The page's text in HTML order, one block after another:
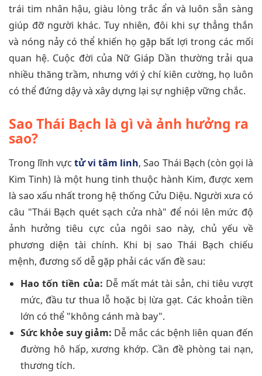
trái tim nhân hậu, giàu lòng trắc ẩn và luôn sẵn sàng
giúp đỡ người khác. Tuy nhiên, đôi khi sự thẳng thắn
và nóng nảy có thể khiến họ gặp bất lợi trong các mối
quan hệ. Cuộc đời của Nữ Giáp Dần thường trải qua
nhiều thăng trầm, nhưng với ý chí kiên cường, họ luôn
có thể đứng dậy và xây dựng lại sự nghiệp vững chắc.
Sao Thái Bạch là gì và ảnh hưởng ra
sao?
Trong lĩnh vựctử vi tâm linh, Sao Thái Bạch (còn gọi là
Kim Tinh) là một hung tinh thuộc hành Kim, được xem
là sao xấu nhất trong hệ thống Cửu Diệu. Người xưa có
câu "Thái Bạch quét sạch cửa nhà" để nói lên mức độ
ảnh hưởng tiêu cực của ngôi sao này, chủ yếu về
phương diện tài chính. Khi bị sao Thái Bạch chiếu
mệnh, đương số dễ gặp phải các vấn đề sau:
Hao tốn tiền của: Dễ mất mát tài sản, chi tiêu vượt
mức, đầu tư thua lỗ hoặc bị lừa gạt. Các khoản tiền
lớn có thể "không cánh mà bay".
Sức khỏe suy giảm: Dễ mắc các bệnh liên quan đến
đường hô hấp, xương khớp. Cần đề phòng tai nạn,
thương tích.